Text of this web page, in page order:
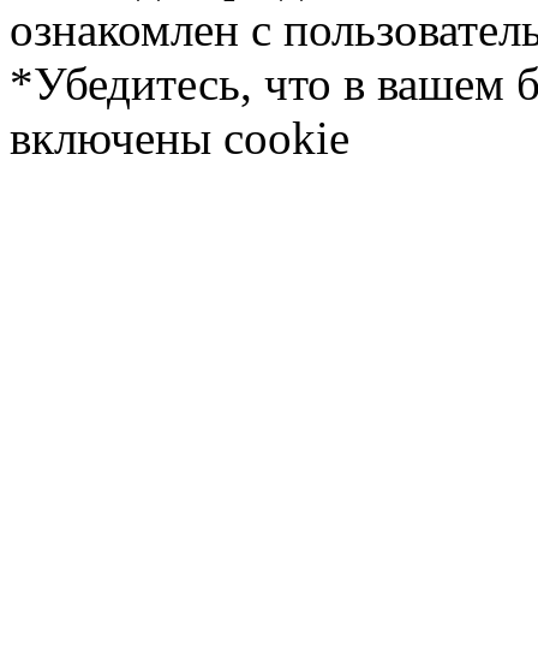
ознакомлен с
*Убедитесь, что в вашем
включены cookie